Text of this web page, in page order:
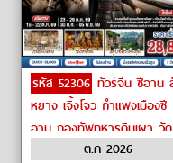
รหัส 52306 ทัวร์จีน ซีอาน ลั่ว
หยาง เจิ้งโจว กำแพงเมืองซี
อาน กองทัพทหารดินเผา วัด
เส้าหลิน by Thai Lion Air
ต.ค 2026